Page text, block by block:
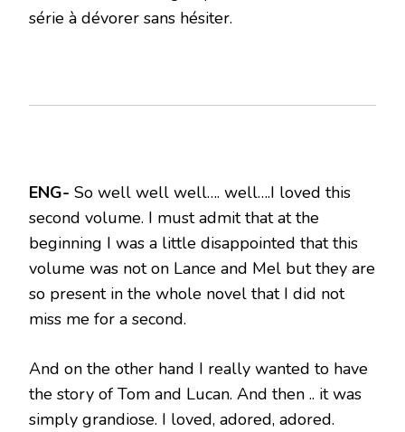
série à dévorer sans hésiter.
ENG- So well well well…. well….I loved this
second volume. I must admit that at the
beginning I was a little disappointed that this
volume was not on Lance and Mel but they are
so present in the whole novel that I did not
miss me for a second.
And on the other hand I really wanted to have
the story of Tom and Lucan. And then .. it was
simply grandiose. I loved, adored, adored.